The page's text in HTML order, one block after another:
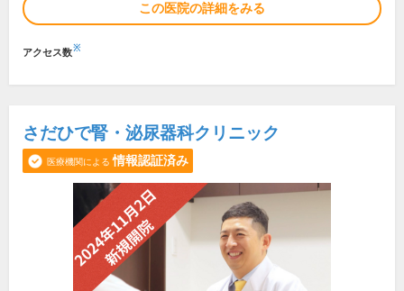
この医院の詳細をみる
アクセス数※
さだひで腎・泌尿器科クリニック
医療機関による 情報認証済み